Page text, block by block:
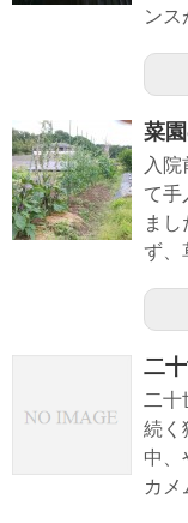
ンス
菜
入
て手
ま
ず、
二
二十
続く
中、
カメ